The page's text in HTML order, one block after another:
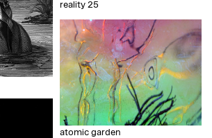
reality 25
atomic garden